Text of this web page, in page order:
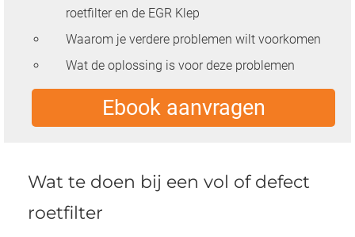
roetfilter en de EGR Klep
Waarom je verdere problemen wilt voorkomen
Wat de oplossing is voor deze problemen
Ebook aanvragen
Wat te doen bij een vol of defect
roetfilter